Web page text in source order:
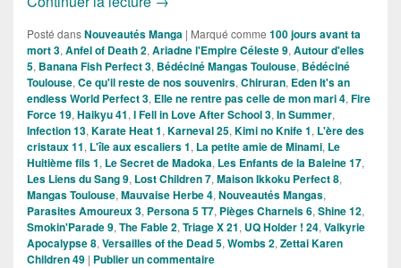
Posté dansNouveautés Manga | Marqué comme 100 jours avant ta
mort 3, Anfel of Death 2, Ariadne l'Empire Céleste 9, Autour d'elles
5, Banana Fish Perfect 3, Bédéciné Mangas Toulouse, Bédéciné
Toulouse, Ce qu'il reste de nos souvenirs, Chiruran, Eden It's an
endless World Perfect 3, Elle ne rentre pas celle de mon mari 4, Fire
Force 19, Haikyu 41, I Fell in Love After School 3, In Summer,
Infection 13, Karate Heat 1, Karneval 25, Kimi no Knife 1, L'ère des
cristaux 11, L'île aux escaliers 1, La petite amie de Minami, Le
Huitième fils 1, Le Secret de Madoka, Les Enfants de la Baleine 17,
Les Liens du Sang 9, Lost Children 7, Maison Ikkoku Perfect 8,
Mangas Toulouse, Mauvaise Herbe 4, Nouveautés Mangas,
Parasites Amoureux 3, Persona 5 T7, Pièges Charnels 6, Shine 12,
Smokin'Parade 9, The Fable 2, Triage X 21, UQ Holder ! 24, Valkyrie
Apocalypse 8, Versailles of the Dead 5, Wombs 2, Zettai Karen
Children 49 | Publier un commentaire